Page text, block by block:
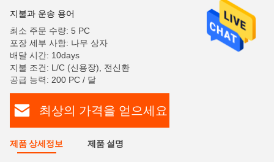
지불과 운송 용어
최소 주문 수량: 5 PC
포장 세부 사항: 나무 상자
배달 시간: 10days
지불 조건: L/C (신용장), 전신환
공급 능력: 200 PC / 달
최상의 가격을 얻으세요
제품 상세정보 제품 설명